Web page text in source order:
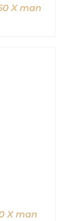
X man
X man